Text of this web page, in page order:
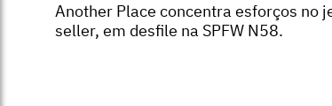
Another Place concentra esforços no
seller, em desfile na SPFW N58.